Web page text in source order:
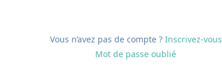
Vous n’avez pas de compte ? Inscrivez-vous
Mot de passe oublié